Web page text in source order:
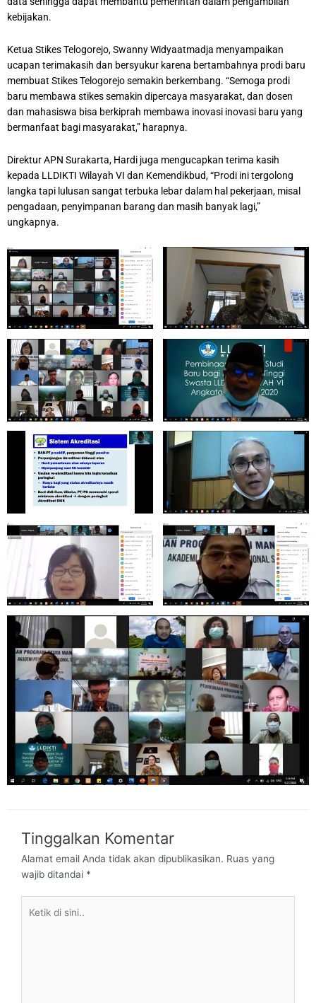
kebijakan.
Ketua Stikes Telogorejo, Swanny Widyaatmadja menyampaikan
ucapan terimakasih dan bersyukur karena bertambahnya prodi baru
membuat Stikes Telogorejo semakin berkembang. “Semoga prodi
baru membawa stikes semakin dipercaya masyarakat, dan dosen
dan mahasiswa bisa berkiprah membawa inovasi inovasi baru yang
bermanfaat bagi masyarakat,” harapnya.
Direktur APN Surakarta, Hardi juga mengucapkan terima kasih
kepada LLDIKTI Wilayah VI dan Kemendikbud, “Prodi ini tergolong
langka tapi lulusan sangat terbuka lebar dalam hal pekerjaan, misal
pengadaan, penyimpanan barang dan masih banyak lagi,”
ungkapnya.
Tinggalkan Komentar
Alamat email Anda tidak akan dipublikasikan. Ruas yang
wajib ditandai *